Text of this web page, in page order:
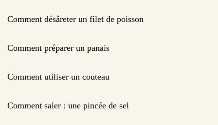
Comment désâreter un filet de poisson
Comment préparer un panais
Comment utiliser un couteau
Comment saler : une pincée de sel